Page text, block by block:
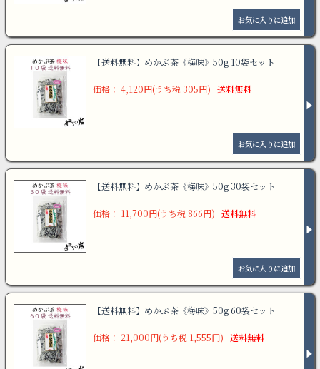
【送料無料】めかぶ茶《梅味》50g 10袋セット
価格： 4,120円(うち税 305円) 送料無料
【送料無料】めかぶ茶《梅味》50g 30袋セット
価格： 11,700円(うち税 866円) 送料無料
【送料無料】めかぶ茶《梅味》50g 60袋セット
価格： 21,000円(うち税 1,555円) 送料無料